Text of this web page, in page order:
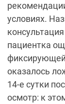
условиях.
пациентка
фиксирующей
оказалось
14-е сутки
осмотр: к